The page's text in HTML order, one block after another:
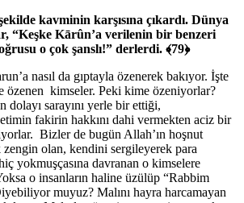
kavminin karşısına çıkardı. Dünya
“Keşke Kārûn’a verilenin bir benzeri
o çok şanslı!” derlerdi. ﴾79﴿
nasıl da gıptayla özenerek bakıyor. İşte
özenen kimseler. Peki kime özeniyorlar?
dolayı sarayını yerle bir ettiği,
fakirin hakkını dahi vermekten aciz bir
Bizler de bugün Allah’ın hoşnut
zengin olan, kendini sergileyerek para
yokmuşçasına davranan o kimselere
o insanların haline üzülüp “Rabbim
muyuz? Malını hayra harcamayan